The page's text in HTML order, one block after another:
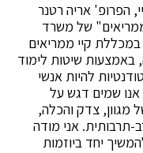
הפרופ' אריה רטנר
של משרד
במכללת קיי ממריאים
שיטות לימוד
להיות אנשי
אנו שמים דגש על
מגוון, צדק והכלה,
תרבותית. אני מודה
יחד ביוזמות